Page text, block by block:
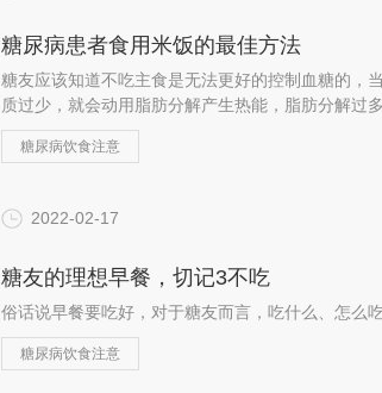
糖尿病患者食用米饭的最佳方法
糖友应该知道不吃主食是无法更好的控制血糖的，
质过少，就会动用脂肪分解产生热能，脂肪分解过
脂肪又可以通过体内一...
糖尿病饮食注意
2022-02-17
糖友的理想早餐，切记3不吃
俗话说早餐要吃好，对于糖友而言，吃什么、怎么
糖尿病饮食注意